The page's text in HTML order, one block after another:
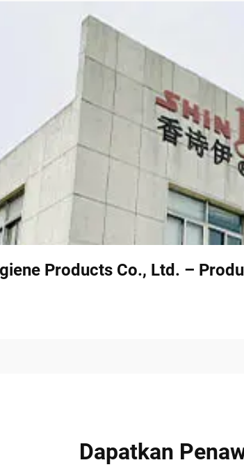
Products Co., Ltd. –
Dapatkan